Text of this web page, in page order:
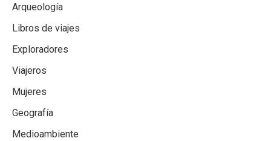
Arqueología
Libros de viajes
Exploradores
Viajeros
Mujeres
Geografía
Medioambiente